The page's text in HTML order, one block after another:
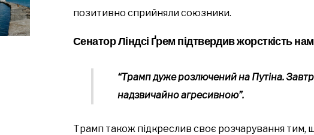
позитивно сприйняли союзники.
Сенатор Ліндсі Ґрем підтвердив жорсткість
“Трамп дуже розлючений на Путіна.
надзвичайно агресивною”.
Трамп також підкреслив своє розчарування тим,